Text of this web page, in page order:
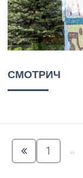
СМОТРИЧ
1